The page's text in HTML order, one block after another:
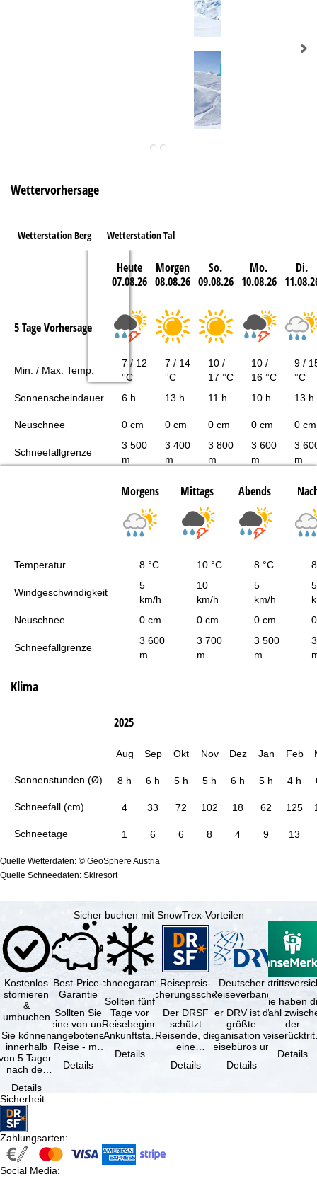
Wettervorhersage
Wetterstation Berg Wetterstation Tal
Heute
07.08.26
Morgen
08.08.26
So.
09.08.26
Mo.
10.08.26
Di.
5 Tage Vorhersage
Min. / Max. Temp.
7 / 12
°C
7 / 14
°C
10 /
17 °C
10 /
16 °C
9 /
°C
Sonnenscheindauer
6 h 13 h 11 h 10 h 13 h
Neuschnee 0 cm 0 cm 0 cm 0 cm 0 cm
Schneefallgrenze
3 500
m
3 400
m
3 800
m
3 600
m
3
m
Morgens Mittags Abends
Temperatur 8 °C 10 °C 8 °C
Windgeschwindigkeit
5
km/h
10
km/h
5
km/h
5
Neuschnee
0 cm 0 cm 0 cm
Schneefallgrenze
3 600
m
3 700
m
3 500
m
Klima
Sonnenstunden (Ø)
Schneefall (cm)
Schneetage
2025
Aug Sep Okt Nov Dez Jan Feb
8 h 6 h 5 h 5 h 6 h 5 h 4 h
4 33 72 102 18 62 125
1 6 6 8 4 9 13
Quelle Wetterdaten: © GeoSphere Austria
Quelle Schneedaten: Skiresort
Sicher buchen mit SnowTrex-Vorteilen
Kostenlos
stornieren
&
umbuchen
Sie können
innerhalb
5 Tagen
nach der
kostenfrei
…
Details
Best-Price-
Garantie
Sollten Sie
eine von uns
angebotene
Reise - mit
Verfügbarkeit
Details
Schneegarantie
Sollten fünf
Tage vor
Reisebeginn
(Ankunftstag)
Schneemangel
Details
Reisepreis-
Sicherungsschein
Der DRSF
schützt
Reisende, die
eine
oder
Details
Deutscher
Reiseverband
Der DRV ist die
größte
Organisation von
Reisebüros und
Reiseveranstaltern
in …
Details
Sie haben
Wahl
der
(inklusive
Details
Sicherheit:
Zahlungsarten:
Social Media: